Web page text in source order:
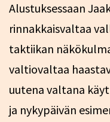
Alustuksessaan
rinnakkaisvaltaa
taktiikan
valtiovaltaa
uutena valtana
ja nykypäivän